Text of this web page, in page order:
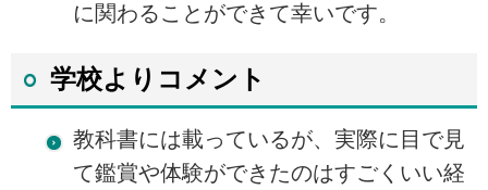
に関わることができて幸いです。
学校よりコメント
教科書には載っているが、実際に目で見
て鑑賞や体験ができたのはすごくいい経